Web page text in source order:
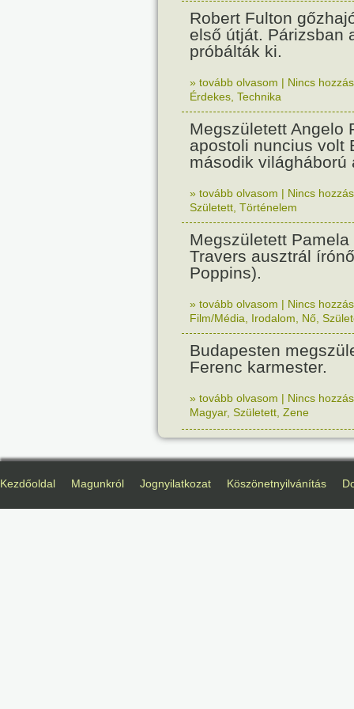
Robert Fulton
első útját. Párizsban
próbálták ki.
» tovább olvasom | Nincs
Érdekes Technika
Megszületett Angelo
apostoli nuncius volt
második világháború
» tovább olvasom | Nincs
Született Történelem
Megszületett Pamela
Travers ausztrál
Poppins).
» tovább olvasom | Nincs
Film/Média
Irodalom Nő
Budapesten
Ferenc karmester.
» tovább olvasom | Nincs
Magyar, Született Zene
Kezdőoldal Magunkról Jognyilatkozat Köszönetnyilvánítás